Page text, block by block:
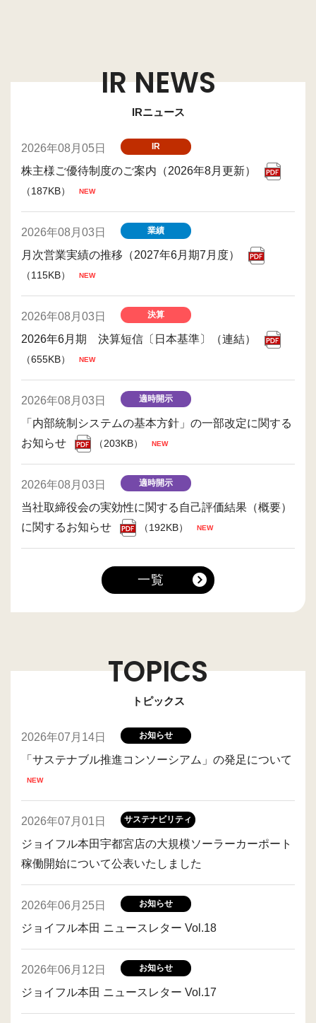
IR NEWS
IRニュース
一覧
2026年08月05日 IR
株主様ご優待制度のご案内（2026年8月更新）
（187KB）
2026年08月03日 業績
月次営業実績の推移（2027年6月期7月度）
（115KB）
2026年08月03日 決算
2026年6月期 決算短信〔日本基準〕（連結）
（655KB）
2026年08月03日 適時開示
「内部統制システムの基本方針」の一部改定に関する
お知らせ
（203KB）
2026年08月03日 適時開示
当社取締役会の実効性に関する自己評価結果（概要）
に関するお知らせ
（192KB）
TOPICS
トピックス
2026年07月14日 お知らせ
「サステナブル推進コンソーシアム」の発足について
2026年07月01日 サステナビリティ
ジョイフル本田宇都宮店の大規模ソーラーカーポート
稼働開始について公表いたしました
2026年06月25日 お知らせ
ジョイフル本田 ニュースレター Vol.18
2026年06月12日 お知らせ
ジョイフル本田 ニュースレター Vol.17